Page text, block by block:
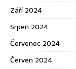
Září 2024
Srpen 2024
Červenec 2024
Červen 2024